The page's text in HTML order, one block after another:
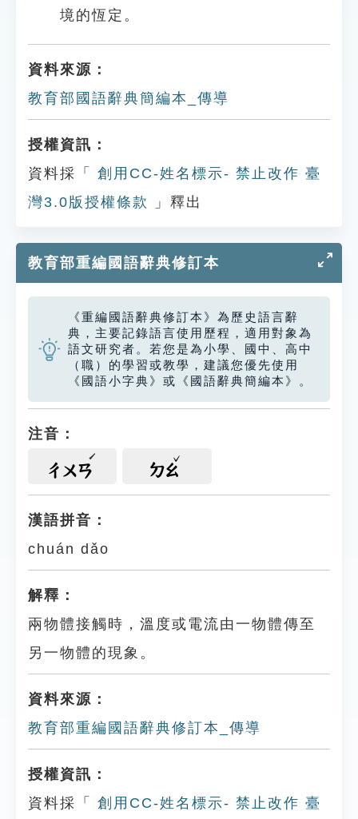
境的恆定。
資料來源：
教育部國語辭典簡編本_傳導
授權資訊：
資料採「
創用CC-姓名標示- 禁止改作 臺
灣3.0版授權條款
」釋出
教育部重編國語辭典修訂本
《重編國語辭典修訂本》為歷史語言辭
典，主要記錄語言使用歷程，適用對象為
語文研究者。若您是為小學、國中、高中
（職）的學習或教學，建議您優先使用
《國語小字典》或《國語辭典簡編本》。
注音：
ㄔㄨㄢ ㄉㄠ
漢語拼音：
chuán dǎo
解釋：
兩物體接觸時，溫度或電流由一物體傳至
另一物體的現象。
資料來源：
教育部重編國語辭典修訂本_傳導
授權資訊：
資料採「
創用CC-姓名標示- 禁止改作 臺